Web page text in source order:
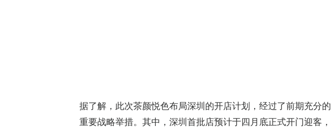
据了解，此次茶颜悦色布局深圳的开店计划，经过了前期充分
重要战略举措。其中，深圳首批店预计于四月底正式开门迎客